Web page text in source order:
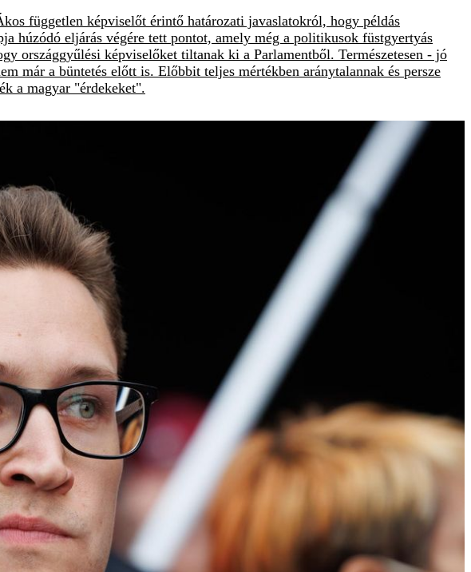
független képviselőt érintő határozati javaslatokról, hogy példás
húzódó eljárás végére tett pontot, amely még a politikusok füstgyertyás
országgyűlési képviselőket tiltanak ki a Parlamentből. Természetesen - jó
már a büntetés előtt is. Előbbit teljes mértékben aránytalannak és persze
a magyar "érdekeket".